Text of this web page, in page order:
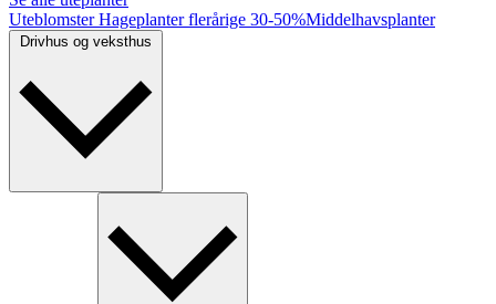
UteblomsterHageplanter flerårige 30-50%Middelhavsplanter